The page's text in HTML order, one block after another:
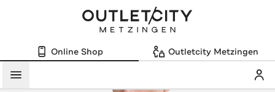
Online Shop Outletcity Metzingen
Menü